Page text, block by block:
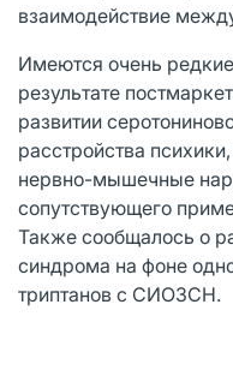
взаимодействие
Имеются очень
результате
развитии
расстройства
нервно-мышечные
сопутствующего
Также сообщалось о
синдрома на фоне
триптанов с СИОЗСН.